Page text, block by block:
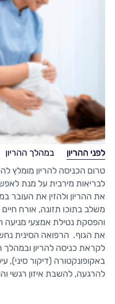
לפני ההריון במהלך ההריון
טרום הכניסה להריון מומלץ
לבריאות מירבית על מנת
את ההריון ולהזין את העובר
משלב בתוכו תזונה, אורח חיים
והפסקת נטילת אמצעי מניעה
את הגוף. הרפואה הסינית
לקראת כניסה להריון ובמהלך
באקופונקטורה (דיקור סיני),
להרגעה, להשבת איזון רגשי